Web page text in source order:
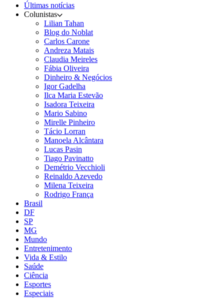
Últimas notícias
Colunistas
Lilian Tahan
Blog do Noblat
Carlos Carone
Andreza Matais
Claudia Meireles
Fábia Oliveira
Dinheiro & Negócios
Igor Gadelha
Ilca Maria Estevão
Isadora Teixeira
Mario Sabino
Mirelle Pinheiro
Tácio Lorran
Manoela Alcântara
Lucas Pasin
Tiago Pavinatto
Demétrio Vecchioli
Reinaldo Azevedo
Milena Teixeira
Rodrigo França
Brasil
DF
SP
MG
Mundo
Entretenimento
Vida & Estilo
Saúde
Ciência
Esportes
Especiais